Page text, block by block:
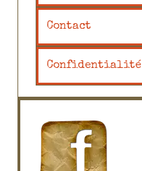
Contact
Confidentialité